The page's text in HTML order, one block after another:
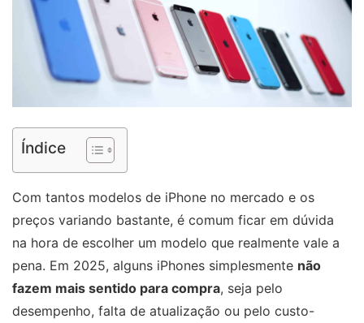
Índice
Com tantos modelos de iPhone no mercado e os
preços variando bastante, é comum ficar em dúvida
na hora de escolher um modelo que realmente vale a
pena. Em 2025, alguns iPhones simplesmente não
fazem mais sentido para compra, seja pelo
desempenho, falta de atualização ou pelo custo-